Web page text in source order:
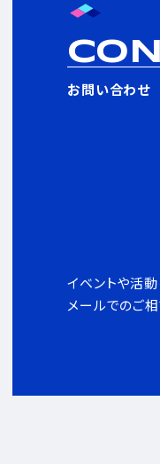
お問い合わせ
イベントや活
メールでのご